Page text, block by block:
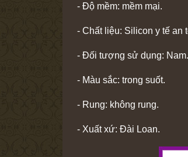
- Độ mềm: mềm mại.
- Chất liệu: Silicon y tế an
- Đối tượng sử dụng: Nam.
- Màu sắc: trong suốt.
- Rung: không rung.
- Xuất xứ: Đài Loan.